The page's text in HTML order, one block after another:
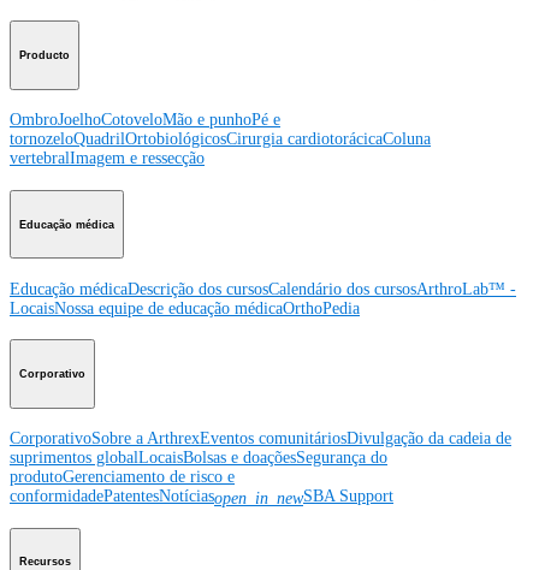
Producto
OmbroJoelhoCotoveloMão e punhoPé e
tornozeloQuadrilOrtobiológicosCirurgia cardiotorácicaColuna
vertebralImagem e ressecção
Educação médica
Educação médicaDescrição dos cursosCalendário dos cursosArthroLab™ -
LocaisNossa equipe de educação médicaOrthoPedia
Corporativo
CorporativoSobre a ArthrexEventos comunitáriosDivulgação da cadeia de
suprimentos globalLocaisBolsas e doaçõesSegurança do
produtoGerenciamento de risco e
conformidadePatentesNotíciasopen_in_newSBA Support
Recursos